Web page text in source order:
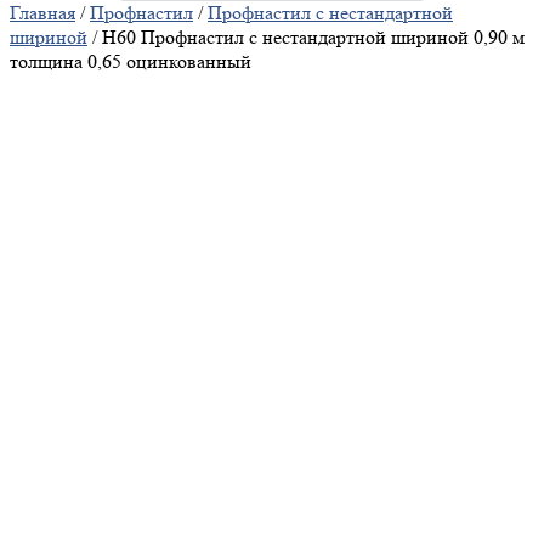
Главная /Профнастил /Профнастил с нестандартной
шириной / Н60 Профнастил с нестандартной шириной 0,90 м
толщина 0,65 оцинкованный